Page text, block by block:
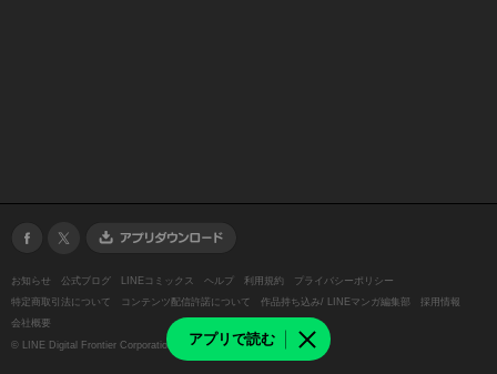
アプリで読む
お知らせ 公式ブログ LINEコミックス ヘルプ 利用規約
プライバシーポリシー
特定商取引法について
コンテンツ配信許諾について 作品持ち込み/ LINEマンガ編集部
採用情報
会社概要
© LINE Digital Frontier Corporation